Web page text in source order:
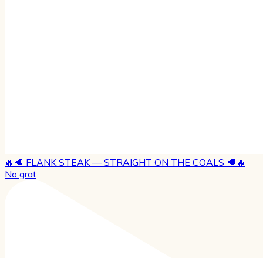
🔥🥩 FLANK STEAK — STRAIGHT ON THE COALS 🥩🔥
No grat